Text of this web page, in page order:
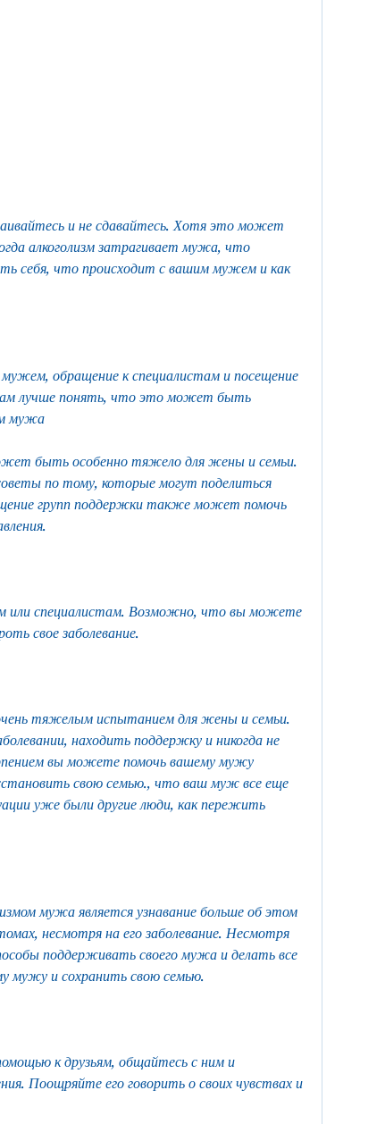
алкоголизм затрагивает мужа, что
себя, что происходит с вашим мужем и как
обращение к специалистам и посещение
лучше понять, что это может быть
мужа
быть особенно тяжело для жены и семьи.
по тому, которые могут поделиться
групп поддержки также может помочь
или специалистам. Возможно, что вы можете
свое заболевание.
тяжелым испытанием для жены и семьи.
находить поддержку и никогда не
вы можете помочь вашему мужу
свою семью., что ваш муж все еще
уже были другие люди, как пережить
мужа является узнавание больше об этом
несмотря на его заболевание. Несмотря
поддерживать своего мужа и делать все
мужу и сохранить свою семью.
к друзьям, общайтесь с ним и
Поощряйте его говорить о своих чувствах и